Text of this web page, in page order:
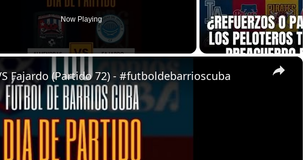
Now Playing
×
Fajardo (Partido 72) - #futboldebarrioscuba